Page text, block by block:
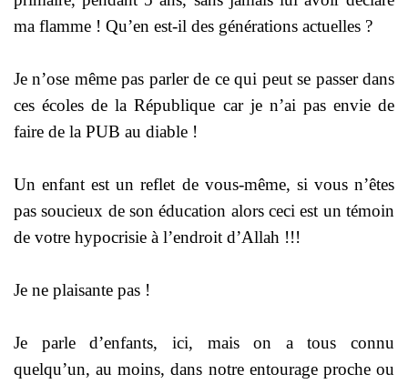
ma flamme ! Qu’en est-il des générations actuelles ?
Je n’ose même pas parler de ce qui peut se passer dans
ces écoles de la République car je n’ai pas envie de
faire de la PUB au diable !
Un enfant est un reflet de vous-même, si vous n’êtes
pas soucieux de son éducation alors ceci est un témoin
de votre hypocrisie à l’endroit d’Allah !!!
Je ne plaisante pas !
Je parle d’enfants, ici, mais on a tous connu
quelqu’un, au moins, dans notre entourage proche ou